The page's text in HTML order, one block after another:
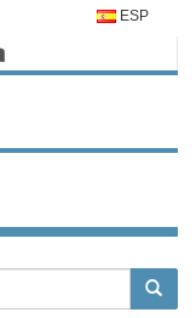
ESP